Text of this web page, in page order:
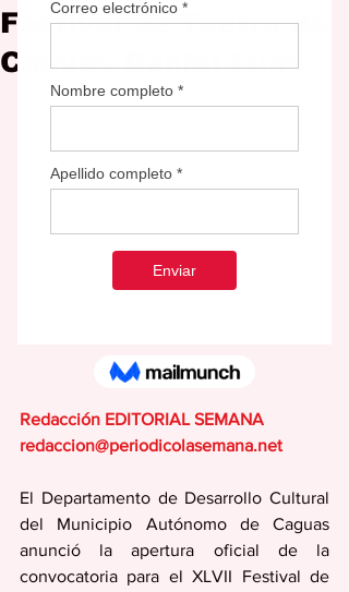
Festival de Teatro de
Caguas Daniel Lugo
Redacción EDITORIAL SEMANA
redaccion@periodicolasemana.net
El Departamento de Desarrollo Cultural
del Municipio Autónomo de Caguas
anunció la apertura oficial de la
convocatoria para el XLVII Festival de